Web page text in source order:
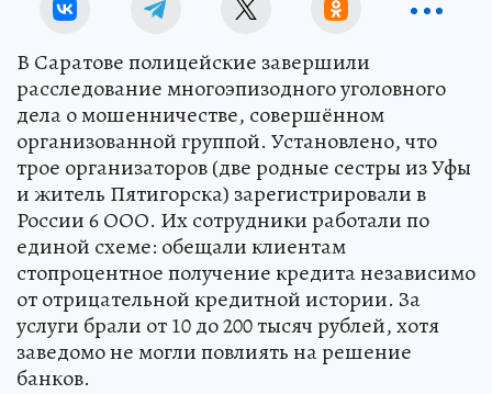
В Саратове полицейские завершили
расследование многоэпизодного уголовного
дела о мошенничестве, совершённом
организованной группой. Установлено, что
трое организаторов (две родные сестры из Уфы
и житель Пятигорска) зарегистрировали в
России 6 ООО. Их сотрудники работали по
единой схеме: обещали клиентам
стопроцентное получение кредита независимо
от отрицательной кредитной истории. За
услуги брали от 10 до 200 тысяч рублей, хотя
заведомо не могли повлиять на решение
банков.